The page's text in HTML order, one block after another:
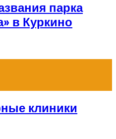
парка
в Куркино
клиники